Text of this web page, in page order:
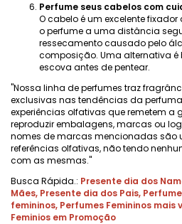
Perfume seus cabelos com
O cabelo é um excelente
o perfume a uma distância
ressecamento causado pelo
composição. Uma alternativa é
escova antes de pentear.
"Nossa linha de perfumes traz
exclusivas nas tendências da
experiências olfativas que remetem a
reproduzir embalagens, marcas ou
nomes de marcas mencionadas são
referências olfativas, não tendo
com as mesmas."
Busca Rápida.: Presente dia dos
Mães, Presente dia dos Pais,
femininos, Perfumes Femininos mais
Feminios em Promoção